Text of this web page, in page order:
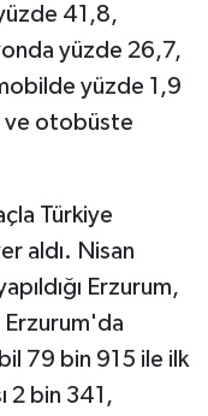
41,8,
yüzde 26,7,
yüzde 1,9
ve otobüste
Türkiye
aldı. Nisan
Erzurum,
Erzurum'da
79 bin 915 ile ilk
2 bin 341,